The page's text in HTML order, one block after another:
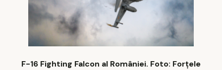
F-16 Fighting Falcon al României. Foto: Forțele